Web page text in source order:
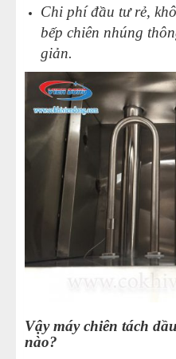
Chi phí đầu tư rẻ,
bếp chiên nhúng
giản.
Vậy máy chiên tách
nào?